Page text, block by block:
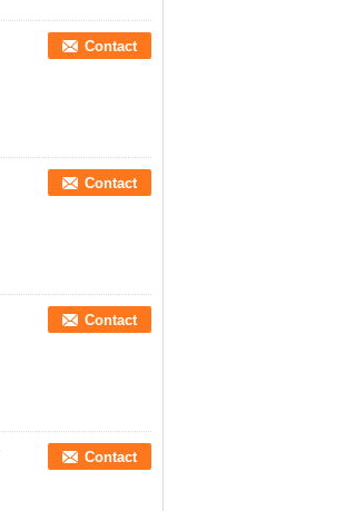
Contact
Contact
Contact
Contact